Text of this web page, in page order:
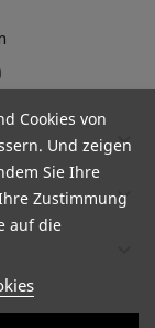
keyboard_arrow_down
keyboard_arrow_down

Cookies von
Und zeigen
Sie Ihre
Zustimmung
auf die